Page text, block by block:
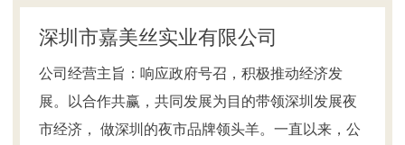
深圳市嘉美丝实业有限公司
公司经营主旨：响应政府号召，积极推动经济发
展。以合作共赢，共同发展为目的带领深圳发展夜
市经济， 做深圳的夜市品牌领头羊。一直以来，公